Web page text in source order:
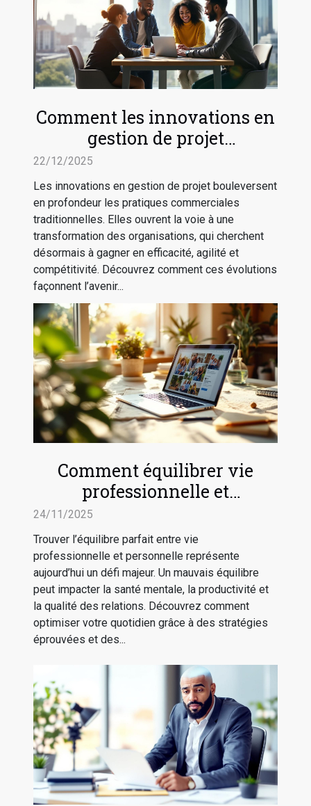
Comment les innovations en
gestion de projet
transforment-elles les
pratiques commerciales ?
22/12/2025
Les innovations en gestion de projet bouleversent
en profondeur les pratiques commerciales
traditionnelles. Elles ouvrent la voie à une
transformation des organisations, qui cherchent
désormais à gagner en efficacité, agilité et
compétitivité. Découvrez comment ces évolutions
façonnent l’avenir...
Comment équilibrer vie
professionnelle et
personnelle efficacement ?
24/11/2025
Trouver l’équilibre parfait entre vie
professionnelle et personnelle représente
aujourd’hui un défi majeur. Un mauvais équilibre
peut impacter la santé mentale, la productivité et
la qualité des relations. Découvrez comment
optimiser votre quotidien grâce à des stratégies
éprouvées et des...